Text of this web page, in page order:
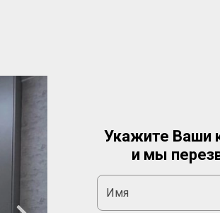
Укажите Ваши
и мы